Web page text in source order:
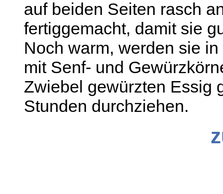
auf beiden Seiten rasch
fertiggemacht, damit sie
Noch warm, werden sie
mit Senf- und
Zwiebel gewürzten Essig
Stunden durchziehen.